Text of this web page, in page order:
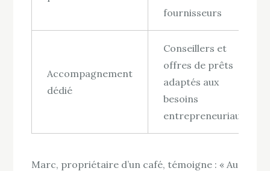
fournisseurs
Accompagnement
dédié
Conseillers et
offres de prêts
adaptés aux
besoins
entrepreneuriaux
Marc, propriétaire d’un café, témoigne : « Au